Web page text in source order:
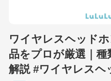
ワイヤレスヘッド
品をプロが厳選｜種
解説 #ワイヤレスヘ